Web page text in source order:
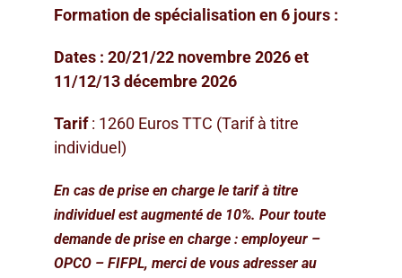
Formation de spécialisation en 6 jours :
Dates : 20/21/22 novembre 2026 et
11/12/13 décembre 2026
Tarif: 1260 Euros TTC (Tarif à titre
individuel)
En cas de prise en charge le tarif à titre
individuel est augmenté de 10%. Pour toute
demande de prise en charge : employeur –
OPCO – FIFPL, merci de vous adresser au